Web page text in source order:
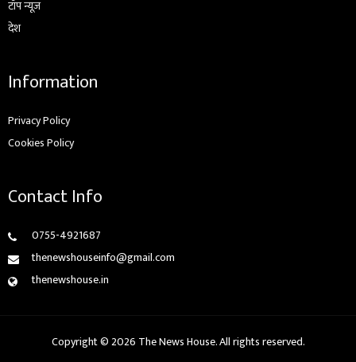
टॉप न्यूज़
देश
Information
Privacy Policy
Cookies Policy
Contact Info
0755-4921687
thenewshouseinfo@gmail.com
thenewshouse.in
Copyright © 2026 The News House. All rights reserved.